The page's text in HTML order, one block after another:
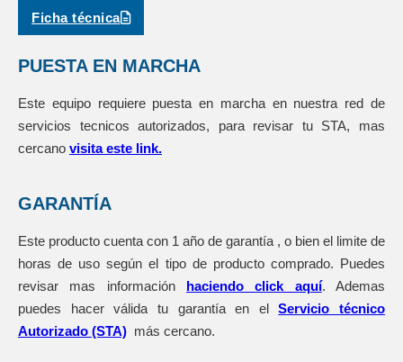
Ficha técnica
PUESTA EN MARCHA
Este equipo requiere puesta en marcha en nuestra red de
servicios tecnicos autorizados, para revisar tu STA, mas
cercano visita este link.
GARANTÍA
Este producto cuenta con 1 año de garantía , o bien el limite de
horas de uso según el tipo de producto comprado. Puedes
revisar mas información haciendo click aquí. Ademas
puedes hacer válida tu garantía en elServicio técnico
Autorizado (STA) más cercano.